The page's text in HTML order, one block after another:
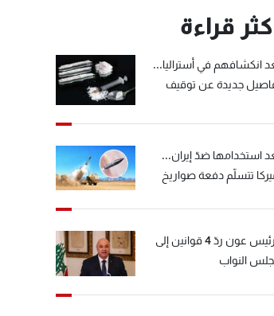
قراءة
انكشافهم في أستراليا...
جديدة عن توقيف
استخدامها ضدّ إيران...
تتسلّم دفعة صواريخ
الرئيس عون ردّ 4 قوانين إلى
النواب